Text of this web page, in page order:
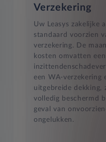
Verzekering
Uw Leasys zakelijke
standaard voorzien
verzekering. De
kosten omvatten een
een WA-verzekering
uitgebreide dekking,
volledig beschermd
geval van
ongelukken.